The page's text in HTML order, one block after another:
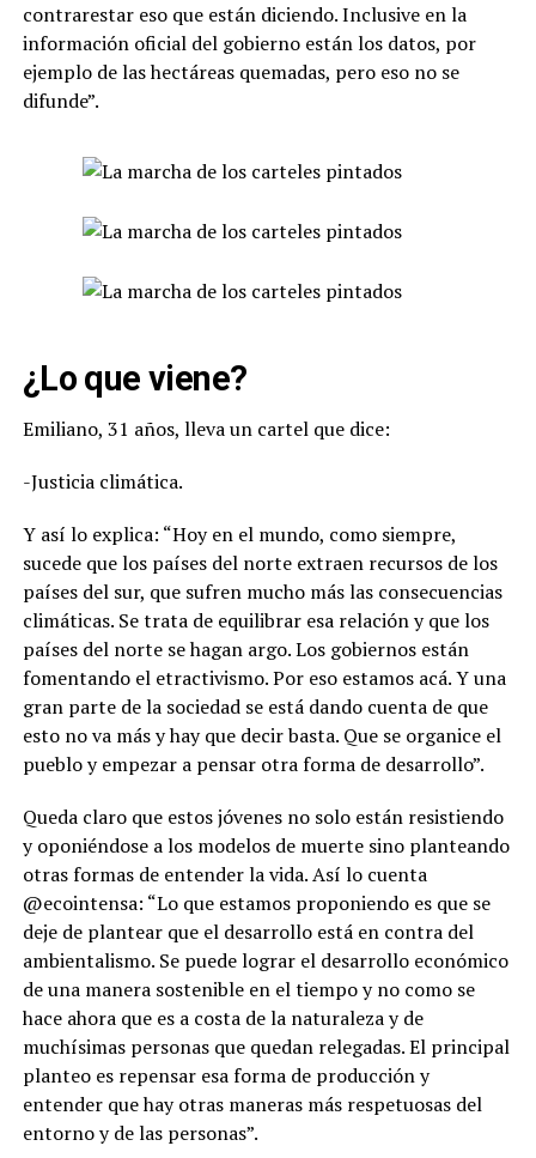
contrarestar eso que están diciendo. Inclusive en la
información oficial del gobierno están los datos, por
ejemplo de las hectáreas quemadas, pero eso no se
difunde”.
¿Lo que viene?
Emiliano, 31 años, lleva un cartel que dice:
-Justicia climática.
Y así lo explica: “Hoy en el mundo, como siempre,
sucede que los países del norte extraen recursos de los
países del sur, que sufren mucho más las consecuencias
climáticas. Se trata de equilibrar esa relación y que los
países del norte se hagan argo. Los gobiernos están
fomentando el etractivismo. Por eso estamos acá. Y una
gran parte de la sociedad se está dando cuenta de que
esto no va más y hay que decir basta. Que se organice el
pueblo y empezar a pensar otra forma de desarrollo”.
Queda claro que estos jóvenes no solo están resistiendo
y oponiéndose a los modelos de muerte sino planteando
otras formas de entender la vida. Así lo cuenta
@ecointensa: “Lo que estamos proponiendo es que se
deje de plantear que el desarrollo está en contra del
ambientalismo. Se puede lograr el desarrollo económico
de una manera sostenible en el tiempo y no como se
hace ahora que es a costa de la naturaleza y de
muchísimas personas que quedan relegadas. El principal
planteo es repensar esa forma de producción y
entender que hay otras maneras más respetuosas del
entorno y de las personas”.